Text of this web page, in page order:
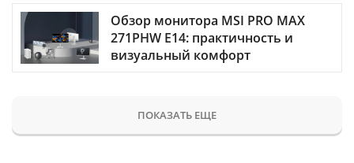
Обзор монитора MSI PRO MAX
271PHW E14: практичность и
визуальный комфорт
ПОКАЗАТЬ ЕЩЕ